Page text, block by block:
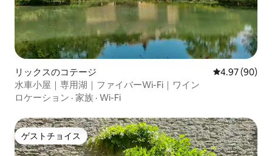
リックスのコテージ レビュー90
4.97 (90)
水車小屋｜専用湖｜ファイバーWi-Fi｜ワイン
ロケーション · 家族 · Wi-Fi
ゲストチョイス
ゲストチョイス